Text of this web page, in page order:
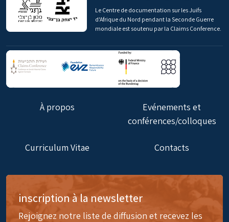
Le Centre de documentation sur les Juifs
d'Afrique du Nord pendant la Seconde Guerre
mondiale est soutenu par la Claims Conference.
À propos
Evénements et
conférences/colloques
Curriculum Vitae Contacts
inscription à la newsletter
Rejoignez notre liste de diffusion et recevez les